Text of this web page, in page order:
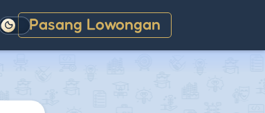
Pasang Lowongan
Gelap